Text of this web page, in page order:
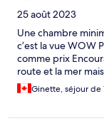
25 août 2023
Une chambre
c’est la vue WOW
comme prix
route et la mer
Ginette, séjour de